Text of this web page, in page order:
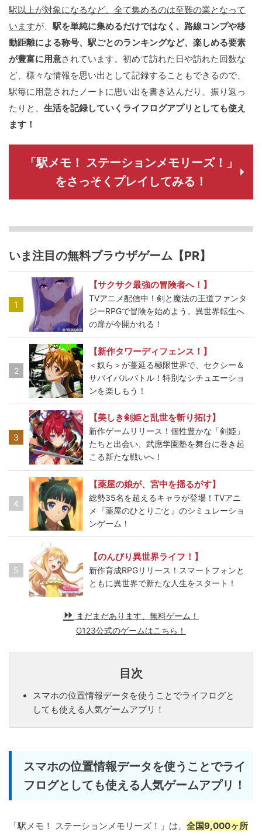
駅以上が対象になるなど、全て集めるのは至難の業となって
いますが、駅を単純に集めるだけではなく、路線コンプや移
動距離による称号、駅ごとのランキングなど、楽しめる要素
が豊富に用意されています。初めて訪れた日や訪れた回数な
ど、様々な情報を思い出として記録することもできるので、
駅毎に用意されたノートに思い出を書き込んだり、振り返っ
たりと、 生活を記録していくライフログアプリとしても使え
ます！
「駅メモ！ ステーションメモリーズ！」
をさっそくプレイしてみる！
いま注目の無料ブラウザゲーム【PR】
1
【サクサク最強の冒険者へ！】
TVアニメ配信中！剣と魔法の王道ファンタ
ジーRPGで冒険を始めよう。異世界転生へ
の扉が今開かれる！
2
【新作タワーディフェンス！】
＜奴ら＞が蔓延る極限世界で、セクシー＆
サバイバルバトル！特別なシチュエーショ
ンを楽しもう！
3
【美しき剣姫と乱世を斬り拓け】
新作ゲームリリース！個性豊かな「剣姫」
たちと出会い、武應学園塾を舞台に巻き起
こる新たな戦いへ！
4
【薬屋の娘が、宮中を揺るがす】
総勢35名を超えるキャラが登場！TVアニ
メ『薬屋のひとりごと』のシミュレーショ
ンゲーム！
5
【のんびり異世界ライフ！】
新作育成RPGリリース！スマートフォンと
ともに異世界で新たな人生をスタート！
まだまだあります、無料ゲーム！
G123公式のゲームはこちら！
目次
スマホの位置情報データを使うことでライフログと
しても使える人気ゲームアプリ！
スマホの位置情報データを使うことでライ
フログとしても使える人気ゲームアプリ！
「駅メモ！ ステーションメモリーズ！」は、 全国9,000ヶ所